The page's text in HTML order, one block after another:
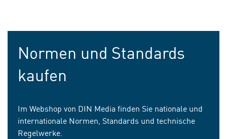
Normen und Standards
kaufen
Im Webshop von DIN Media finden Sie nationale und
internationale Normen, Standards und technische
Regelwerke.